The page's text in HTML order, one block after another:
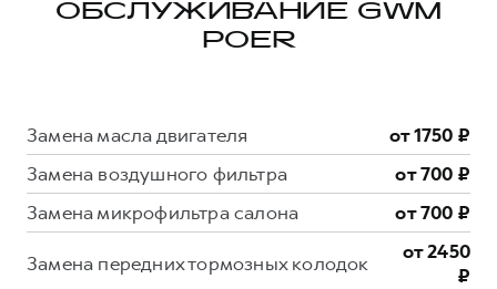
ОБСЛУЖИВАНИЕ GWM
POER
Замена масла двигателя
от 1750 ₽
Замена воздушного фильтра
от 700 ₽
Замена микрофильтра салона
от 700 ₽
Замена передних тормозных колодок
от 2450
₽